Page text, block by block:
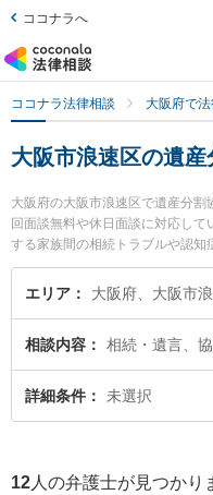
ココナラへ
ココナラ法律相談 大阪府で
大阪市浪速区の遺
大阪府の大阪市浪速区で遺産分
回面談無料や休日面談に対応し
する家族間の相続トラブルや認知
込み検索もでき便利です。特に
務所の谷 麻紗子弁護士、弁護士
に相談したい』『遺産分割協議
索したい』『初回相談無料で遺
弁護士に相談予約したい』など
エリア 大阪府、大阪市
相談内容 相続・遺言、
詳細条件 未選択
12 人の弁護士が見つかり